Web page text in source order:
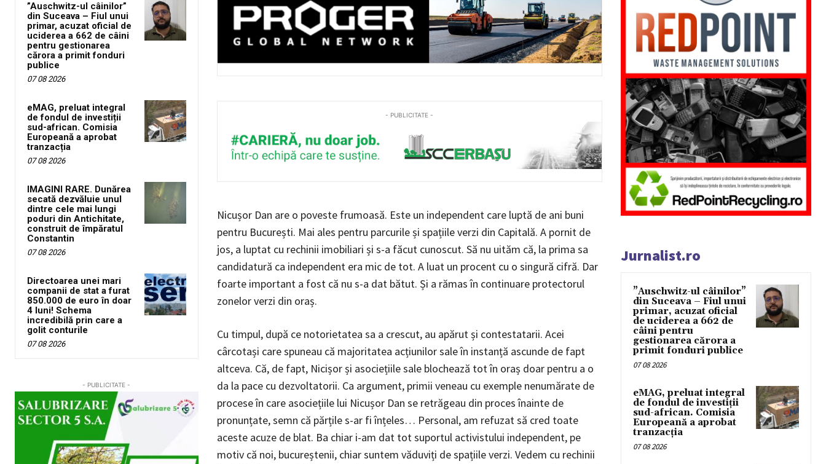
”Auschwitz-ul câinilor”
din Suceava – Fiul unui
primar, acuzat oficial de
uciderea a 662 de câini
pentru gestionarea
cărora a primit fonduri
publice
07 08 2026
eMAG, preluat integral
de fondul de investiții
sud-african. Comisia
Europeană a aprobat
tranzacția
07 08 2026
IMAGINI RARE. Dunărea
secată dezvăluie unul
dintre cele mai lungi
poduri din Antichitate,
construit de împăratul
Constantin
07 08 2026
Directoarea unei mari
companii de stat a furat
850.000 de euro în doar
4 luni! Schema
incredibilă prin care a
golit conturile
07 08 2026
- PUBLICITATE -
- PUBLICITATE -
Nicușor Dan are o poveste frumoasă. Este un independent care luptă de ani buni
pentru București. Mai ales pentru parcurile și spațiile verzi din Capitală. A pornit de
jos, a luptat cu rechinii imobiliari și s-a făcut cunoscut. Să nu uităm că, la prima sa
candidatură ca independent era mic de tot. A luat un procent cu o singură cifră. Dar
foarte important a fost că nu s-a dat bătut. Și a rămas în continuare protectorul
zonelor verzi din oraș.
Cu timpul, după ce notorietatea sa a crescut, au apărut și contestatarii. Acei
cârcotași care spuneau că majoritatea acțiunilor sale în instanță ascunde de fapt
altceva. Că, de fapt, Nicișor și asociețiile sale blochează tot în oraș doar pentru a o
da la pace cu dezvoltatorii. Ca argument, primii veneau cu exemple nenumărate de
procese în care asociețiile lui Nicușor Dan se retrăgeau din proces înainte de
pronunțate, semn că părțile s-ar fi înțeles… Personal, am refuzat să cred toate
aceste acuze de blat. Ba chiar i-am dat tot suportul activistului independent, pe
motiv că noi, bucureștenii, chiar suntem văduviți de spațiile verzi. Vedem cu rechinii
Jurnalist.ro
”Auschwitz-ul câinilor”
din Suceava – Fiul unui
primar, acuzat oficial
de uciderea a 662 de
câini pentru
gestionarea cărora a
primit fonduri publice
07 08 2026
eMAG, preluat integral
de fondul de investiții
sud-african. Comisia
Europeană a aprobat
tranzacția
07 08 2026